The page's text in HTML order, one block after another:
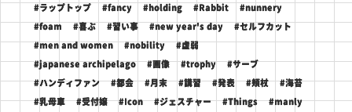
#ラップトップ #fancy #holding #Rabbit #nunnery
#foam #喜ぶ #習い事 #new year's day #セルフカット
#men and women #nobility #虚弱
#japanese archipelago #画像 #trophy #サーブ
#ハンディファン #都会 #月末 #講習 #発表 #頬杖 #海苔
#乳母車 #受付嬢 #Icon #ジェスチャー #Things #manly